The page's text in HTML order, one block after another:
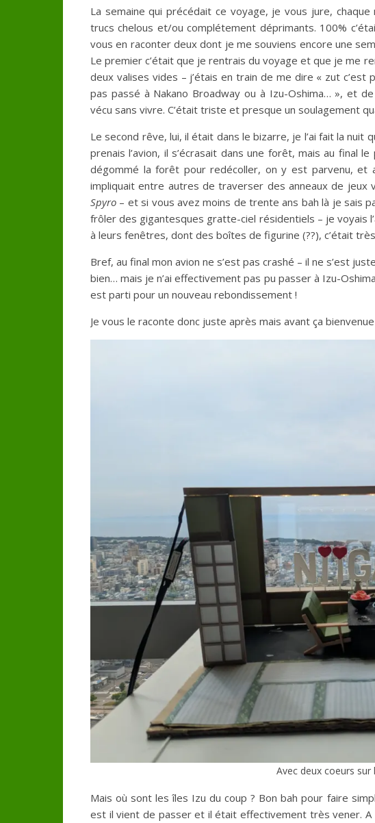
La semaine qui précédait ce voyage, je vous jure,
trucs chelous et/ou complétement déprimants. 100%
vous en raconter deux dont je me souviens encore une
Le premier c’était que je rentrais du voyage et que je me
deux valises vides – j’étais en train de me dire « zut
pas passé à Nakano Broadway ou à Izu-Oshima… », et
vécu sans vivre. C’était triste et presque un soulagement
Le second rêve, lui, il était dans le bizarre, je l’ai fait la nuit
prenais l’avion, il s’écrasait dans une forêt, mais au final
dégommé la forêt pour redécoller, on y est parvenu, et
impliquait entre autres de traverser des anneaux de jeux
Spyro – et si vous avez moins de trente ans bah là je sais
frôler des gigantesques gratte-ciel résidentiels – je voyais
à leurs fenêtres, dont des boîtes de figurine (??), c’était
Bref, au final mon avion ne s’est pas crashé – il ne s’est
bien… mais je n’ai effectivement pas pu passer à Izu-
est parti pour un nouveau rebondissement !
Je vous le raconte donc juste après mais avant ça
Avec deux coeurs sur
Mais où sont les îles Izu du coup ? Bon bah pour faire
est il vient de passer et il était effectivement très vener.